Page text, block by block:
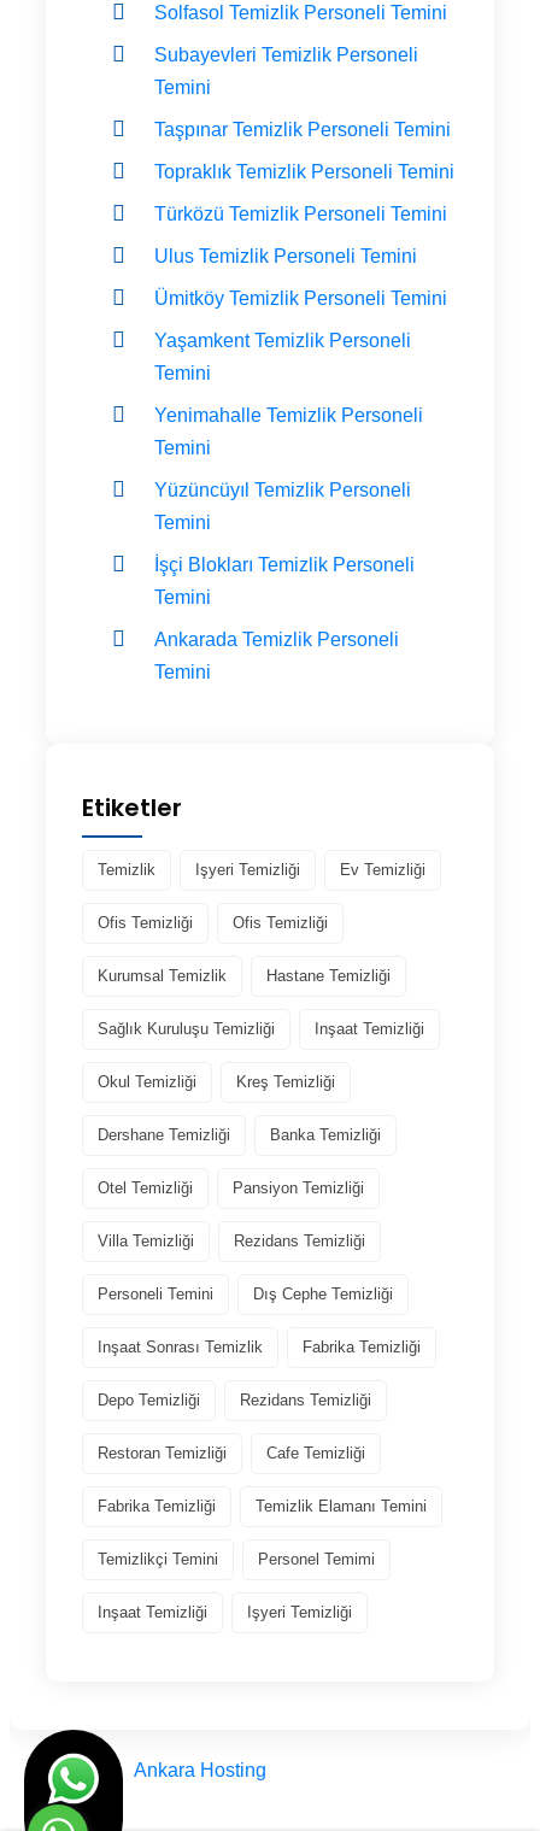
Solfasol Temizlik Personeli Temini
Subayevleri Temizlik Personeli
Temini
Taşpınar Temizlik Personeli Temini
Topraklık Temizlik Personeli Temini
Türközü Temizlik Personeli Temini
Ulus Temizlik Personeli Temini
Ümitköy Temizlik Personeli Temini
Yaşamkent Temizlik Personeli
Temini
Yenimahalle Temizlik Personeli
Temini
Yüzüncüyıl Temizlik Personeli
Temini
İşçi Blokları Temizlik Personeli
Temini
Ankarada Temizlik Personeli
Temini
Etiketler
Temizlik Işyeri Temizliği Ev Temizliği
Ofis Temizliği Ofis Temizliği
Kurumsal Temizlik Hastane Temizliği
Sağlık Kuruluşu Temizliği Inşaat Temizliği
Okul Temizliği Kreş Temizliği
Dershane Temizliği Banka Temizliği
Otel Temizliği Pansiyon Temizliği
Villa Temizliği Rezidans Temizliği
Personeli Temini Dış Cephe Temizliği
Inşaat Sonrası Temizlik Fabrika Temizliği
Depo Temizliği Rezidans Temizliği
Restoran Temizliği Cafe Temizliği
Fabrika Temizliği Temizlik Elamanı Temini
Temizlikçi Temini Personel Temimi
Inşaat Temizliği Işyeri Temizliği
Tasarım
Ankara Hosting
© Engin Temizlik Ankara Türkiye 2012 - 2025